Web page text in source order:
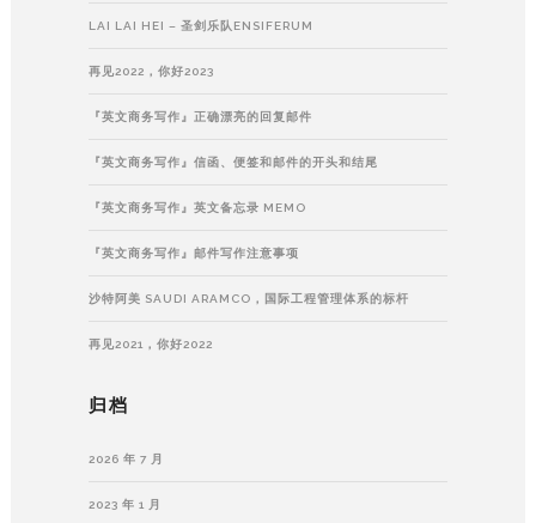
LAI LAI HEI – 圣剑乐队ENSIFERUM
再见2022，你好2023
『英文商务写作』正确漂亮的回复邮件
『英文商务写作』信函、便签和邮件的开头和结尾
『英文商务写作』英文备忘录 MEMO
『英文商务写作』邮件写作注意事项
沙特阿美 SAUDI ARAMCO，国际工程管理体系的标杆
再见2021，你好2022
归档
2026 年 7 月
2023 年 1 月